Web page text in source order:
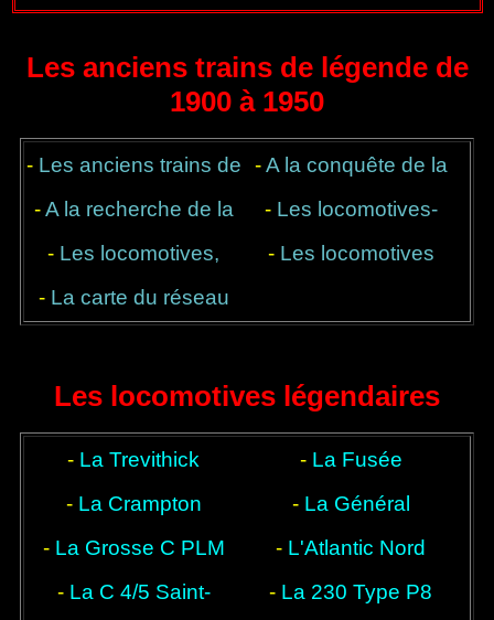
Les anciens trains de légende de
1900 à 1950
- Les anciens trains de
légende, 1900 à 1950
-A la conquête de la
vitesse
-A la recherche de la
puissance
- Les locomotives-
tender, tout en un
- Les locomotives,
bonne à tout faire
- Les locomotives
- La carte du réseau
français en 1934
Les locomotives légendaires
- La Trevithick - La Fusée
- La Crampton - La Général
- La Grosse C PLM - L'Atlantic Nord
- La C 4/5 Saint-
- La 230 Type P8